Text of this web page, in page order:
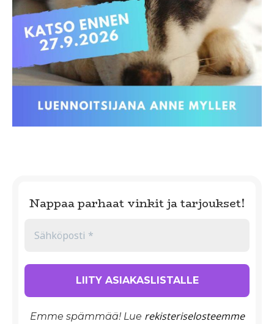
Nappaa parhaat vinkit ja tarjoukset!
Emme spämmää! Lue rekisteriselosteemme